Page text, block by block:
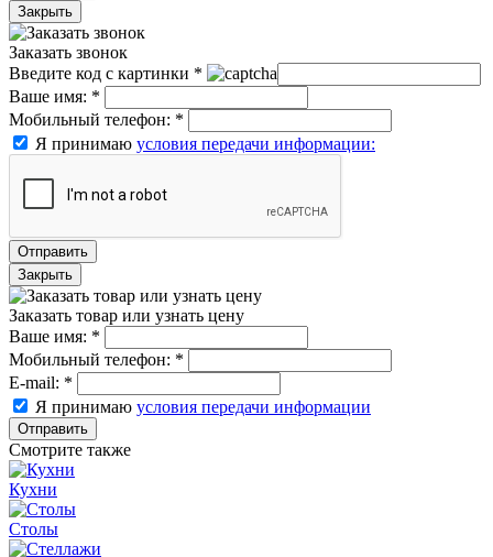
Закрыть
Заказать звонок
Введите код с картинки *
Ваше имя: *
Мобильный телефон: *
Я принимаю условия передачи информации:
Отправить
Закрыть
Заказать товар или узнать цену
Ваше имя: *
Мобильный телефон: *
E-mail: *
Я принимаю условия передачи информации
Отправить
Смотрите также
Кухни
Столы